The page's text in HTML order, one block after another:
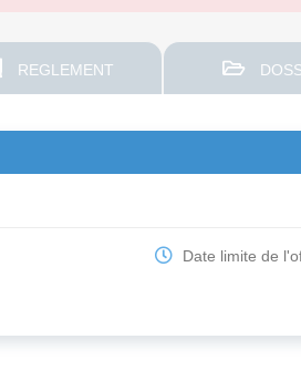
REGLEMENT
Date limite de